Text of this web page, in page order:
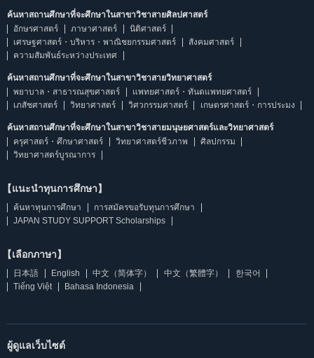
ค้นหาสถานศึกษาที่จะศึกษาในสาขาวิชาสายศิลปศาสตร์
อักษรศาสตร์
ภาษาศาสตร์
นิติศาสตร์
เศรษฐศาสตร์・บริหาร・พาณิชยกรรมศาสตร์
สังคมศาสตร์
ความสัมพันธ์ระหว่างประเทศ
ค้นหาสถานศึกษาที่จะศึกษาในสาขาวิชาสายวิทยาศาสตร์
พยาบาล・สาธารณสุขศาสตร์
แพทยศาสตร์・ทันตแพทยศาสตร์
เภสัชศาสตร์
วิทยาศาสตร์ วิศวกรรมศาสตร์ เกษตรศาสตร์・การประมง
ค้นหาสถานศึกษาที่จะศึกษาในสาขาวิชาสายมนุษยศาสตร์และวิทยาศาสตร์
ครุศาสตร์・ศึกษาศาสตร์
วิทยาศาสตร์ชีวภาพ
ศิลปกรรม
วิทยาศาสตร์บูรณาการ
【แนะนำทุนการศึกษา】
ค้นหาทุนการศึกษา
การสมัครขอรับทุนการศึกษา
JAPAN STUDY SUPPORT Scholarships
【เลือกภาษา】
日本語 English 中文（简体字） 中文（繁體字）
한국어
Tiếng Việt
Bahasa Indonesia
ผู้ดูแลเว็บไซต์